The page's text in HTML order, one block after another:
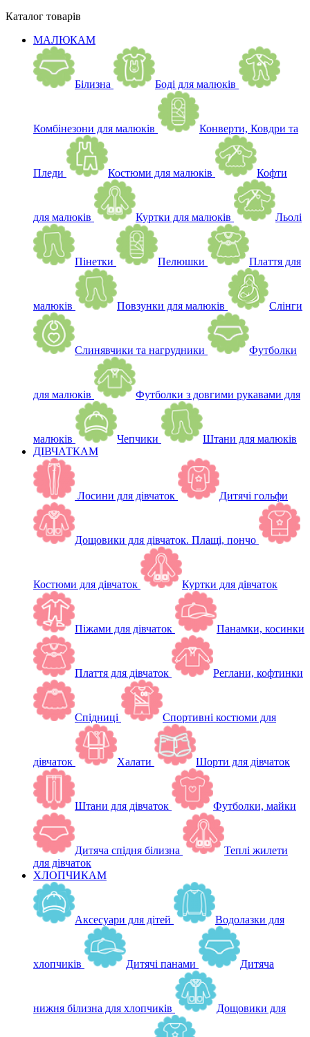
Каталог товарів
МАЛЮКАМ
Білизна Боді для малюків
Комбінезони для малюків Конверти, Ковдри та
Пледи Костюми для малюків Кофти
для малюків Куртки для малюків Льолі
Пінетки Пелюшки Плаття для
малюків Повзунки для малюків Слінги
Слинявчики та нагрудники Футболки
для малюків Футболки з довгими рукавами для
малюків Чепчики
Штани для малюків
ДІВЧАТКАМ
Лосини для дівчаток Дитячі гольфи
Дощовики для дівчаток. Плащі, пончо
Костюми для дівчаток Куртки для дівчаток
Піжами для дівчаток Панамки, косинки
Плаття для дівчаток Реглани, кофтинки
Спідниці Спортивні костюми для
дівчаток Халати Шорти для дівчаток
Штани для дівчаток Футболки, майки
Дитяча спідня білизна
Теплі жилети
для дівчаток
ХЛОПЧИКАМ
Аксесуари для дітей Водолазки для
хлопчиків Дитячі панами Дитяча
нижня білизна для хлопчиків Дощовики для